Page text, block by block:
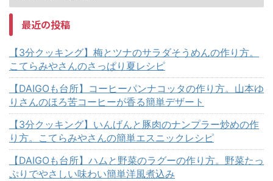
最近の投稿
【3分クッキング】梅とツナのサラダそうめんの作り方。
こてらみやさんのさっぱり夏レシピ
【DAIGOも台所】コーヒーパンナコッタの作り方。山本ゆ
りさんのほろ苦コーヒーが香る簡単デザート
【3分クッキング】いんげんと豚肉のナンプラー炒めの作
り方。こてらみやさんの簡単エスニックレシピ
【DAIGOも台所】ハムと野菜のラグーの作り方。野菜たっ
ぷりでやさしい味わい簡単洋風煮込み